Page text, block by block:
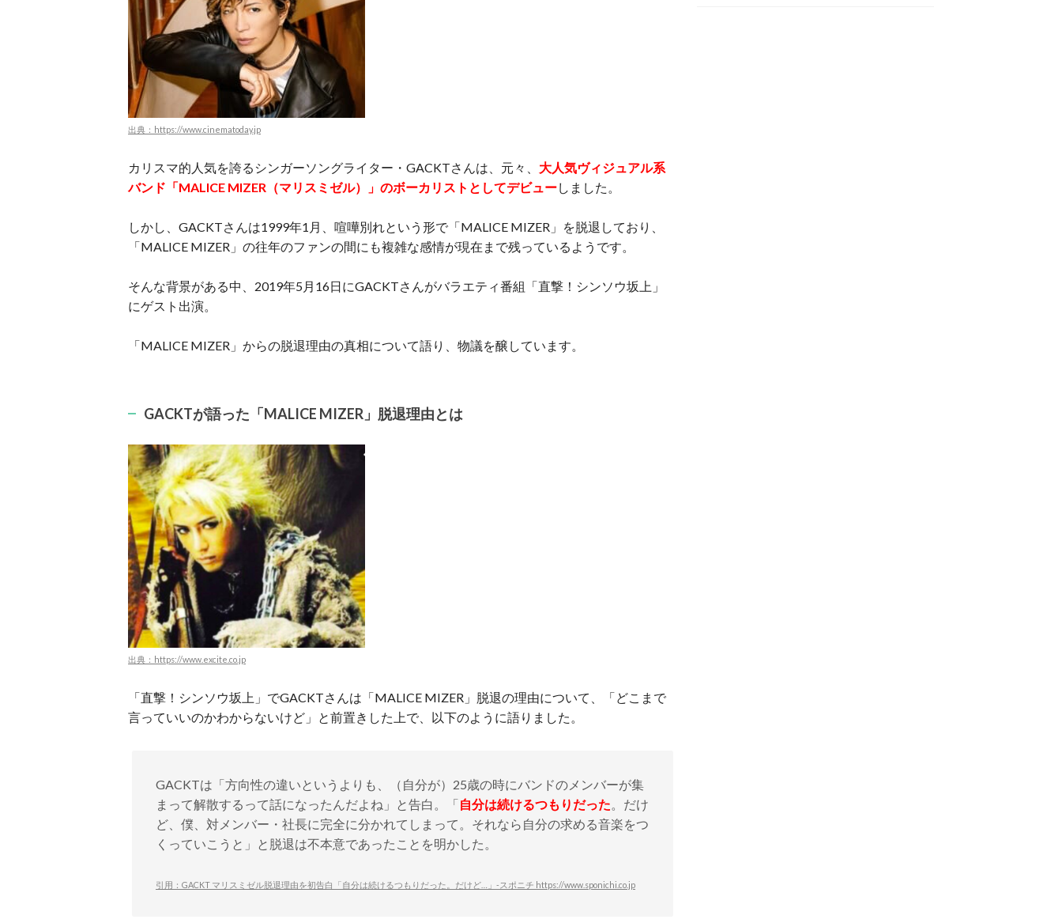
出典：https://www.cinematoday.jp
カリスマ的人気を誇るシンガーソングライター・GACKTさんは、元々、 大人気ヴィジュアル系
バンド「MALICE MIZER（マリスミゼル）」のボーカリストとしてデビューしました。
しかし、GACKTさんは1999年1月、喧嘩別れという形で「MALICE MIZER」を脱退しており、
「MALICE MIZER」の往年のファンの間にも複雑な感情が現在まで残っているようです。
そんな背景がある中、2019年5月16日にGACKTさんがバラエティ番組「直撃！シンソウ坂上」
にゲスト出演。
「MALICE MIZER」からの脱退理由の真相について語り、物議を醸しています。
GACKTが語った「MALICE MIZER」脱退理由とは
出典：https://www.excite.co.jp
「直撃！シンソウ坂上」でGACKTさんは「MALICE MIZER」脱退の理由について、「どこまで
言っていいのかわからないけど」と前置きした上で、以下のように語りました。
GACKTは「方向性の違いというよりも、（自分が）25歳の時にバンドのメンバーが集
まって解散するって話になったんだよね」と告白。「自分は続けるつもりだった。だけ
ど、僕、対メンバー・社長に完全に分かれてしまって。それなら自分の求める音楽をつ
くっていこうと」と脱退は不本意であったことを明かした。
引用：GACKT マリスミゼル脱退理由を初告白「自分は続けるつもりだった。だけど…」-スポニチ https://www.sponichi.co.jp